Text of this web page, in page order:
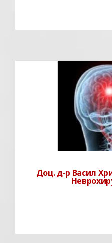
Д-р Васил Каракостов –
Клиниката по
Началник отделение по
Университетската
Д-р Васил Каракостов
Доц. д-р Васил